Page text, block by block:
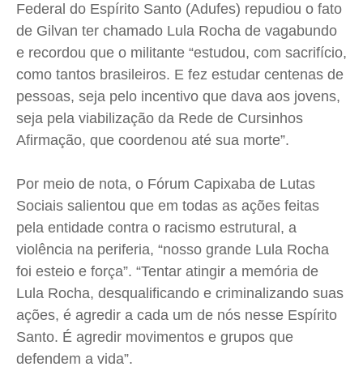
Federal do Espírito Santo (Adufes) repudiou o fato
de Gilvan ter chamado Lula Rocha de vagabundo
e recordou que o militante “estudou, com sacrifício,
como tantos brasileiros. E fez estudar centenas de
pessoas, seja pelo incentivo que dava aos jovens,
seja pela viabilização da Rede de Cursinhos
Afirmação, que coordenou até sua morte”.
Por meio de nota, o Fórum Capixaba de Lutas
Sociais salientou que em todas as ações feitas
pela entidade contra o racismo estrutural, a
violência na periferia, “nosso grande Lula Rocha
foi esteio e força”. “Tentar atingir a memória de
Lula Rocha, desqualificando e criminalizando suas
ações, é agredir a cada um de nós nesse Espírito
Santo. É agredir movimentos e grupos que
defendem a vida”.